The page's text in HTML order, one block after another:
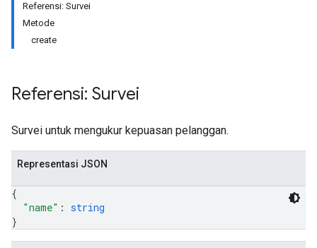
Referensi: Survei
Metode
create
Referensi: Survei
Survei untuk mengukur kepuasan pelanggan.
Representasi JSON
{
"name" : string
}